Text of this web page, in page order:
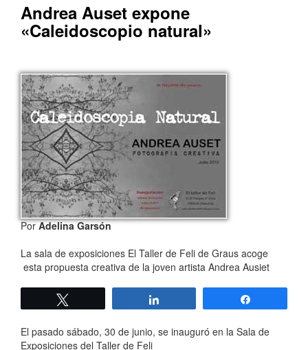
Andrea Auset expone
«Caleidoscopio natural»
PorAdelina Garsón
La sala de exposiciones El Taller de Feli de Graus acoge
esta propuesta creativa de la joven artista Andrea Ausiet
El pasado sábado, 30 de junio, se inauguró en la Sala de
Exposiciones del Taller de Feli